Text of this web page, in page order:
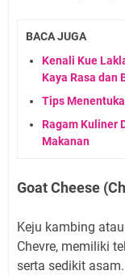
BACA JUGA
Kenali Kue
Kaya Rasa dan
Tips
Ragam Kuliner
Makanan
Goat Cheese
Keju kambing
Chevre, memiliki
serta sedikit